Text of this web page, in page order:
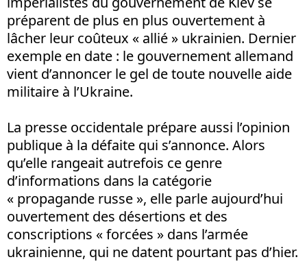
préparent de plus en plus ouvertement à
lâcher leur coûteux « allié » ukrainien. Dernier
exemple en date : le gouvernement allemand
vient d’annoncer le gel de toute nouvelle aide
militaire à l’Ukraine.
La presse occidentale prépare aussi l’opinion
publique à la défaite qui s’annonce. Alors
qu’elle rangeait autrefois ce genre
d’informations dans la catégorie
« propagande russe », elle parle aujourd’hui
ouvertement des désertions et des
conscriptions « forcées » dans l’armée
ukrainienne, qui ne datent pourtant pas d’hier.